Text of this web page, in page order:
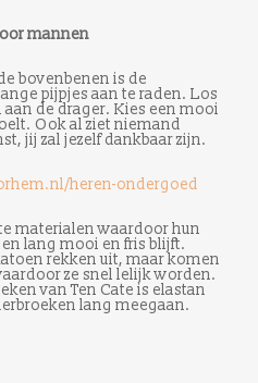
mannen
bovenbenen is de
pijpjes aan te raden. Los
aan de drager. Kies een mooi
Ook al ziet niemand
jij zal jezelf dankbaar zijn.
heren-ondergoed
materialen waardoor hun
lang mooi en fris blijft.
rekken uit, maar komen
ze snel lelijk worden.
van Ten Cate is elastan
lang meegaan.